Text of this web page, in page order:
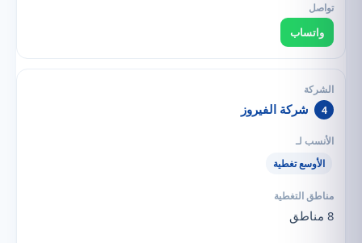
واتساب
4 شركة الفيروز
الأوسع تغطية
8 مناطق